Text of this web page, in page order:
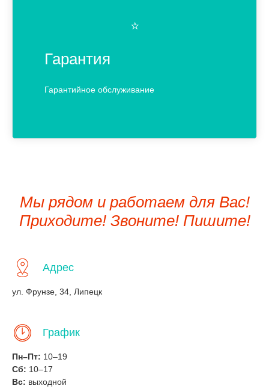
⭐️
Гарантия
Гарантийное обслуживание
Мы рядом и работаем для Вас!
Приходите! Звоните! Пишите!
Адрес
ул. Фрунзе, 34, Липецк
График
Пн–Пт: 10–19
Сб: 10–17
Вс: выходной